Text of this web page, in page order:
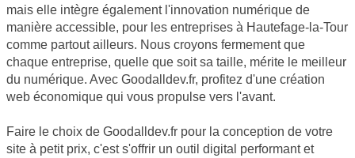
mais elle intègre également l'innovation numérique de
manière accessible, pour les entreprises à Hautefage-la-Tour
comme partout ailleurs. Nous croyons fermement que
chaque entreprise, quelle que soit sa taille, mérite le meilleur
du numérique. Avec Goodalldev.fr, profitez d'une création
web économique qui vous propulse vers l'avant.
Faire le choix de Goodalldev.fr pour la conception de votre
site à petit prix, c'est s'offrir un outil digital performant et